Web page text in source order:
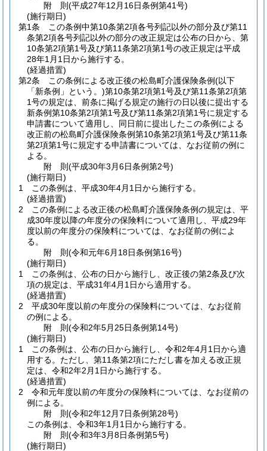
附 則(平成27年12月16日条例第41号)
(施行期日)
第1条
この条例中第10条第2項各号列記以外の部分及び第11
条第2項各号列記以外の部分の改正規定は公布の日から、第
10条第2項第1号及び第11条第2項第1号の改正規定は平成
28年1月1日から施行する。
(経過措置)
第2条
この条例による改正後の松島町介護保険条例(以下
「新条例」という。)第10条第2項第1号及び第11条第2項第
1号の規定は、前条に掲げる規定の施行の日以後に提出する
新条例第10条第2項第1号及び第11条第2項第1号に規定する
申請書について適用し、同日前に提出したこの条例による
改正前の松島町介護保険条例第10条第2項第1号及び第11条
第2項第1号に規定する申請書については、なお従前の例に
よる。
附 則(平成30年3月6日条例第2号)
(施行期日)
1
この条例は、平成30年4月1日から施行する。
(経過措置)
2
この条例による改正後の松島町介護保険条例の規定は、平
成30年度以降の年度分の保険料について適用し、平成29年
度以前の年度分の保険料については、なお従前の例によ
る。
附 則(令和元年6月18日条例第16号)
(施行期日)
1
この条例は、公布の日から施行し、改正後の第2条及び次
項の規定は、平成31年4月1日から適用する。
(経過措置)
2
平成30年度以前の年度分の保険料については、なお従前
の例による。
附 則(令和2年5月25日条例第14号)
(施行期日)
1
この条例は、公布の日から施行し、令和2年4月1日から適
用する。 ただし、第11条第2項にただし書を加える改正規
定は、令和2年2月1日から施行する。
(経過措置)
2
令和元年度以前の年度分の保険料については、なお従前の
例による。
附 則(令和2年12月7日条例第28号)
この条例は、令和3年1月1日から施行する。
附 則(令和3年3月8日条例第5号)
(施行期日)